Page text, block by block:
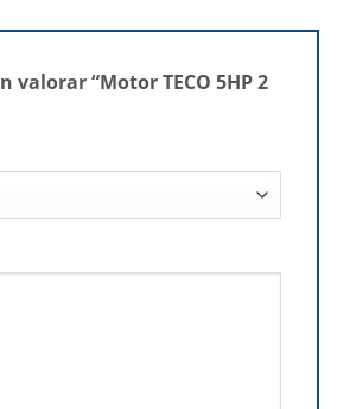
valorar “Motor TECO 5HP 2